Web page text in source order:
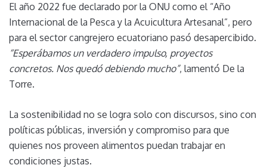
El año 2022 fue declarado por la ONU como el “Año
Internacional de la Pesca y la Acuicultura Artesanal”, pero
para el sector cangrejero ecuatoriano pasó desapercibido.
“Esperábamos un verdadero impulso, proyectos
concretos. Nos quedó debiendo mucho”, lamentó De la
Torre.
La sostenibilidad no se logra solo con discursos, sino con
políticas públicas, inversión y compromiso para que
quienes nos proveen alimentos puedan trabajar en
condiciones justas.